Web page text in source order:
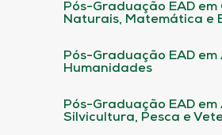
Pós-Graduação EAD em
Naturais, Matemática e
Pós-Graduação EAD em
Humanidades
Pós-Graduação EAD
Silvicultura, Pesca e